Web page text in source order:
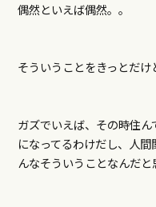
偶然といえば偶然。。
そういうことをきっとだけ
ガズでいえば、その時住
になってるわけだし、人
んなそういうことなんだと